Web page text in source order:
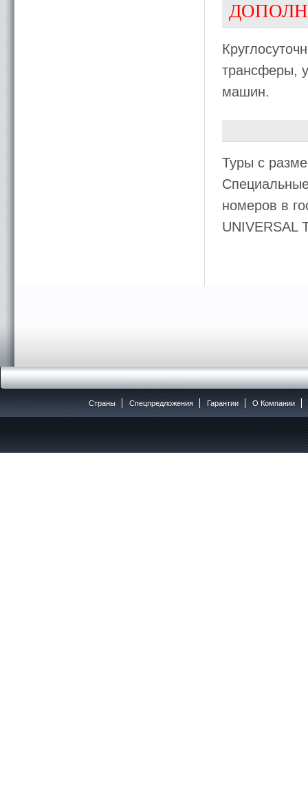
трансферы,
машин.
Туры с
номеров в
UNIVERSAL
Страны Спецпредложения Гарантии O Компании